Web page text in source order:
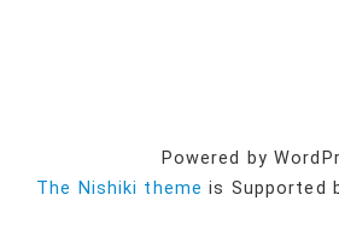
Powered by
The Nishiki theme is Supported